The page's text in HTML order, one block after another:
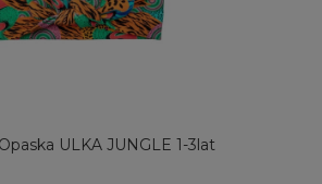
UL&Ka Opaska ULKA JUNGLE 1-3lat